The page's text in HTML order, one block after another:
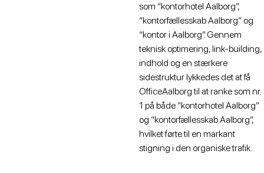
som “kontorhotel Aalborg”,
“kontorfællesskab Aalborg” og
“kontor i Aalborg”. Gennem
teknisk optimering, link-building,
indhold og en stærkere
sidestruktur lykkedes det at få
OfficeAalborg til at ranke som nr.
1 på både “kontorhotel Aalborg”
og “kontorfællesskab Aalborg”,
hvilket førte til en markant
stigning i den organiske trafik.